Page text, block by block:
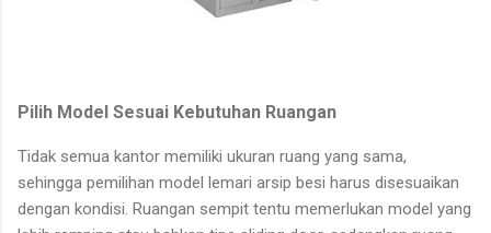
Pilih Model Sesuai Kebutuhan Ruangan
Tidak semua kantor memiliki ukuran ruang yang sama,
sehingga pemilihan model lemari arsip besi harus disesuaikan
dengan kondisi. Ruangan sempit tentu memerlukan model yang